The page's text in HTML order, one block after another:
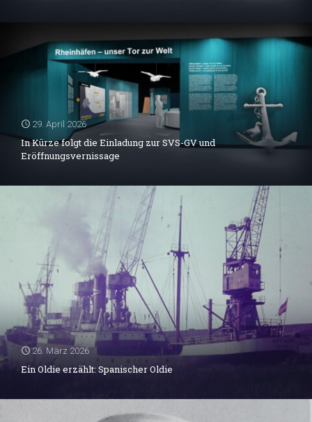
29. April 2026
In Kürze folgt die Einladung zur SVS-GV und
Eröffnungsvernissage
26. März 2026
Ein Oldie erzählt: Spanischer Oldie